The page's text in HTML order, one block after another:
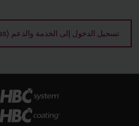
تسجيل الدخول إلى الخدمة والدعم (sas)